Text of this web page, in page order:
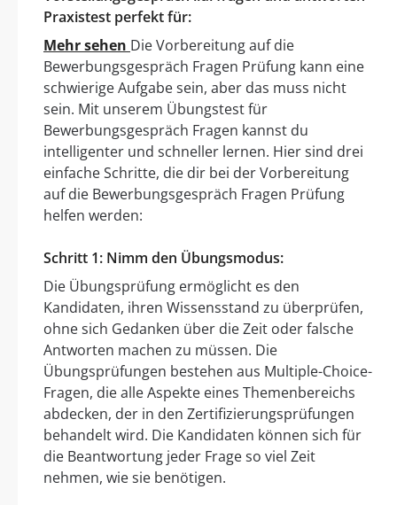
Praxistest perfekt für:
Mehr sehen Die Vorbereitung auf die
Bewerbungsgespräch Fragen Prüfung kann eine
schwierige Aufgabe sein, aber das muss nicht
sein. Mit unserem Übungstest für
Bewerbungsgespräch Fragen kannst du
intelligenter und schneller lernen. Hier sind drei
einfache Schritte, die dir bei der Vorbereitung
auf die Bewerbungsgespräch Fragen Prüfung
helfen werden:
Schritt 1: Nimm den Übungsmodus:
Die Übungsprüfung ermöglicht es den
Kandidaten, ihren Wissensstand zu überprüfen,
ohne sich Gedanken über die Zeit oder falsche
Antworten machen zu müssen. Die
Übungsprüfungen bestehen aus Multiple-Choice-
Fragen, die alle Aspekte eines Themenbereichs
abdecken, der in den Zertifizierungsprüfungen
behandelt wird. Die Kandidaten können sich für
die Beantwortung jeder Frage so viel Zeit
nehmen, wie sie benötigen.